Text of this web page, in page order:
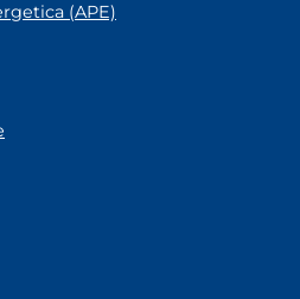
(APE)